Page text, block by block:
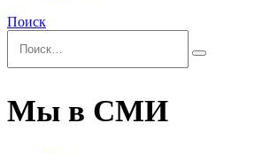
Поиск
Мы в СМИ